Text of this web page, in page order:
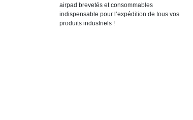
airpad brevetés et consommables
indispensable pour l’expédition de tous vos
produits industriels !